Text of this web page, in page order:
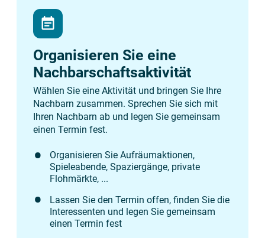
event_note
Organisieren Sie eine
Nachbarschaftsaktivität
Wählen Sie eine Aktivität und bringen Sie Ihre
Nachbarn zusammen. Sprechen Sie sich mit
Ihren Nachbarn ab und legen Sie gemeinsam
einen Termin fest.
Organisieren Sie Aufräumaktionen,
Spieleabende, Spaziergänge, private
Flohmärkte, ...
Lassen Sie den Termin offen, finden Sie die
Interessenten und legen Sie gemeinsam
einen Termin fest